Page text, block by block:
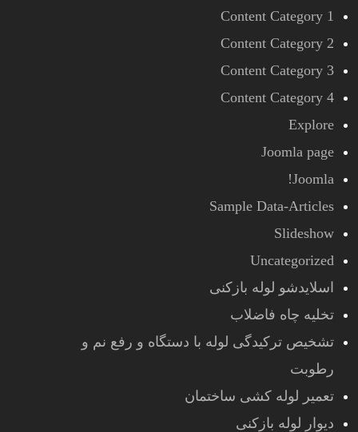
Content Category 1
Content Category 2
Content Category 3
Content Category 4
Explore
Joomla page
Joomla!
Sample Data-Articles
Slideshow
Uncategorized
اسلایدشو لوله بازکنی
تخلیه چاه فاضلاب
تشخیص ترکیدگی لوله با دستگاه و رفع نم و
رطوبت
تعمیر لوله کشی ساختمان
دیوار لوله بازکنی